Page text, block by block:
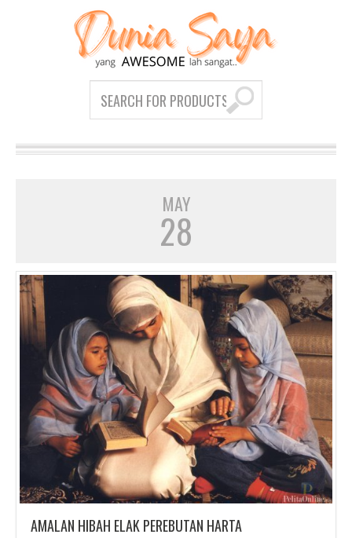
MAY
28
AMALAN HIBAH ELAK PEREBUTAN HARTA